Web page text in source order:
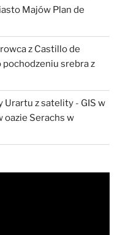
Majów Plan de
z Castillo de
pochodzeniu srebra z
Urartu z satelity - GIS w
oazie Serachs w